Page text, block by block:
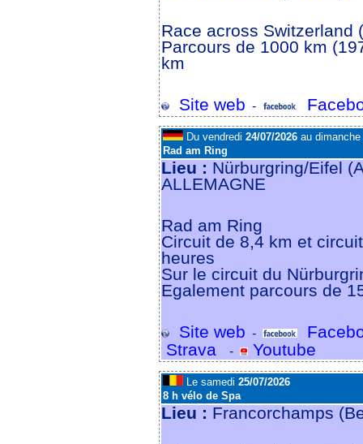
Race across Switzerland
Parcours de 1000 km
km
Site web -
Du vendredi 24/07/2026au dimanche
Rad am Ring
Lieu : Nürburgring/Eifel
ALLEMAGNE
Rad am Ring
Circuit de 8,4 km et
heures
Sur le circuit du
Egalement parcours de
Site web -
Strava- Youtube
Le samedi 25/07/2026
8 h vélo de Spa
Lieu : Francorchamps